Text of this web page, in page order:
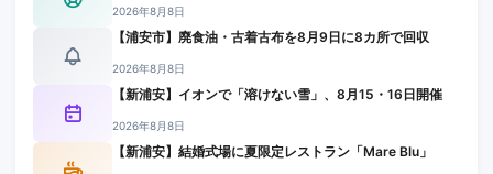
2026年8月8日
【浦安市】廃食油・古着古布を8月9日に8カ所で回収
2026年8月8日
【新浦安】イオンで「溶けない雪」、8月15・16日開催
2026年8月8日
【新浦安】結婚式場に夏限定レストラン「Mare Blu」